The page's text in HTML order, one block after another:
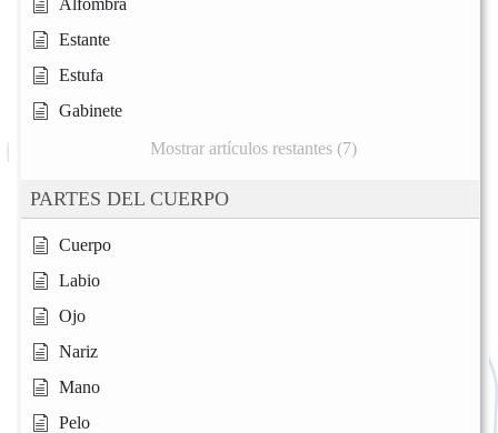
Estante
Estufa
Gabinete
Mostrar artículos restantes (7)
PARTES DEL CUERPO
Cuerpo
Labio
Ojo
Nariz
Mano
Pelo